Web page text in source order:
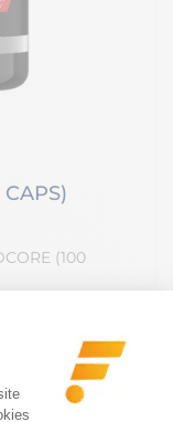
(100
Les meilleurs